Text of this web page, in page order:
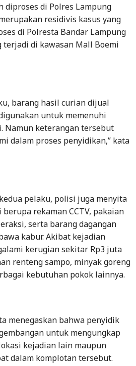
diproses di Polres Lampung
residivis kasus yang
di Polresta Bandar Lampung
di kawasan Mall Boemi
barang hasil curian dijual
untuk memenuhi
Namun keterangan tersebut
dalam proses penyidikan,” kata
pelaku, polisi juga menyita
rekaman CCTV, pakaian
serta barang dagangan
kabur. Akibat kejadian
kerugian sekitar Rp3 juta
renteng sampo, minyak goreng
kebutuhan pokok lainnya.
menegaskan bahwa penyidik
untuk mengungkap
kejadian lain maupun
dalam komplotan tersebut.